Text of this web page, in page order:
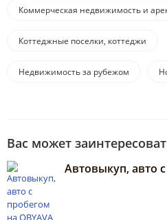
Коммерческая недвижимость и
Коттеджные поселки, коттеджи
Недвижимость за рубежом
Вас может
Автовыкуп, авто